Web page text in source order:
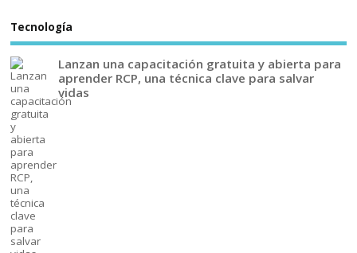
Tecnología
Lanzan una capacitación gratuita y abierta para
aprender RCP, una técnica clave para salvar
vidas